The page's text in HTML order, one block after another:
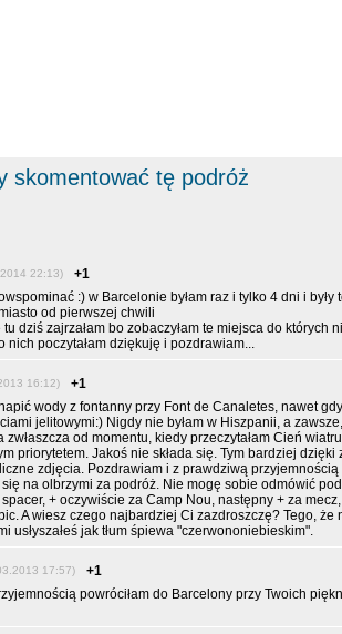
skomentować tę podróż
22:13)
+1
:) w Barcelonie byłam raz i tylko 4 dni i
od pierwszej chwili
dziś zajrzałam bo zobaczyłam te miejsca do których
nich poczytałam dziękuję i pozdrawiam...
16:12)
+1
wody z fontanny przy Font de Canaletes, nawet
jelitowymi:) Nigdy nie byłam w Hiszpanii, a
zwłaszcza od momentu, kiedy przeczytałam Cień
priorytetem. Jakoś nie składa się. Tym bardziej dzięki
zdjęcia. Pozdrawiam i z prawdziwą
się na olbrzymi za podróż. Nie mogę sobie odmówić
+ oczywiście za Camp Nou, następny + za
A wiesz czego najbardziej Ci zazdroszczę? Tego, że
usłyszałeś jak tłum śpiewa "czerwononiebieskim".
17:57)
+1
powróciłam do Barcelony przy Twoich